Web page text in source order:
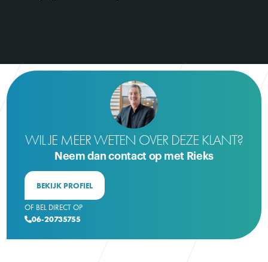
WIL JE MEER WETEN OVER DEZE KLANT?
Neem dan contact op met Rieks
BEKIJK PROFIEL
OF BEL DIRECT OP
06-20735755